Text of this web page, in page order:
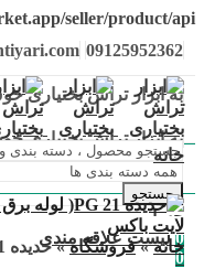
seller/product/api
09125952362
به ابزار تراش بختیاری
به ابزار تراش بختیاری
جستجو
حساب من
0 لیست علاقه مندی
0
خانه
لایت باکس
خانه»فروشگاه»حدیده PG 21( لوله برق )